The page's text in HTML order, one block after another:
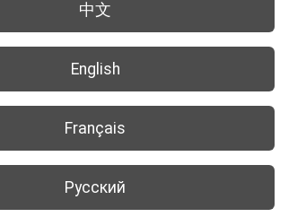
中文
English
Français
Русский